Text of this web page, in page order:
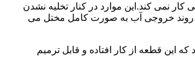
نمی کند.این موارد در کنار تخلیه نشدن
خروجی آب به صورت کامل مختل می
قطعه از کار افتاده و قابل ترمیم